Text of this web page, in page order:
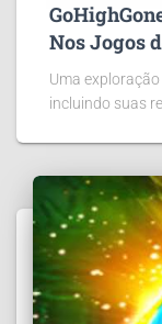
Nos Jogos
Uma
incluindo suas